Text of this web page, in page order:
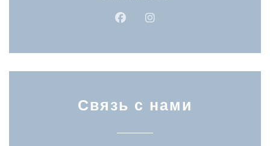
Facebook ((открывается в
Связь с нами